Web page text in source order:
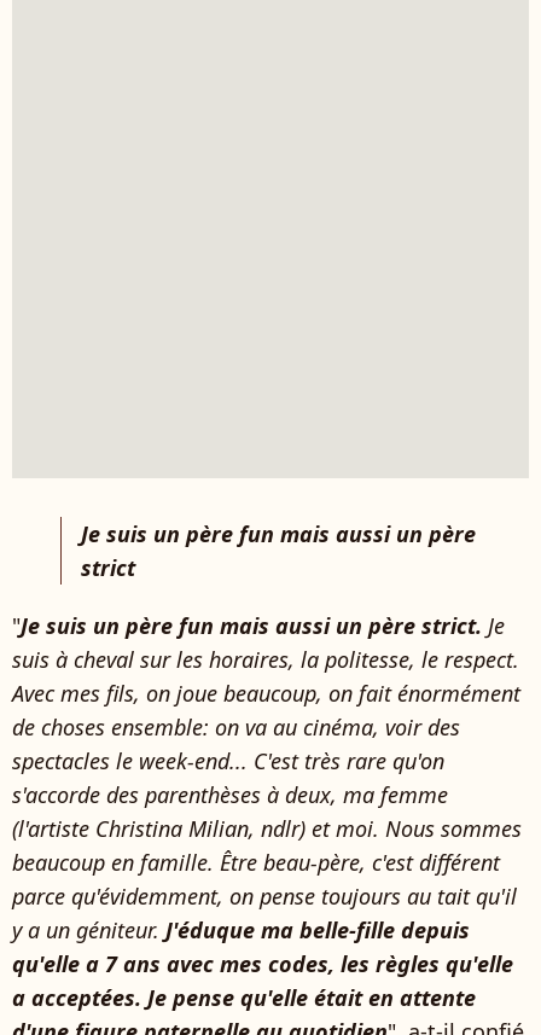
Je suis un père fun mais aussi un père
strict
"Je suis un père fun mais aussi un père strict. Je
suis à cheval sur les horaires, la politesse, le respect.
Avec mes fils, on joue beaucoup, on fait énormément
de choses ensemble: on va au cinéma, voir des
spectacles le week-end... C'est très rare qu'on
s'accorde des parenthèses à deux, ma femme
(l'artiste Christina Milian, ndlr) et moi. Nous sommes
beaucoup en famille. Être beau-père, c'est différent
parce qu'évidemment, on pense toujours au tait qu'il
y a un géniteur. J'éduque ma belle-fille depuis
qu'elle a 7 ans avec mes codes, les règles qu'elle
a acceptées. Je pense qu'elle était en attente